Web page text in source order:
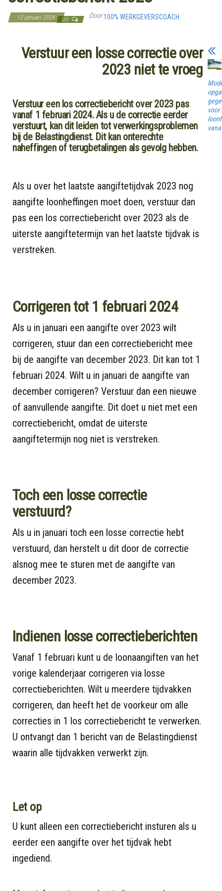
12 januari 2024 Uit Door100% WERKGEVERSCOACH
Verstuur een losse correctie over
2023 niet te vroeg
Verstuur een los correctiebericht over 2023 pas
vanaf 1 februari 2024. Als u de correctie eerder
verstuurt, kan dit leiden tot verwerkingsproblemen
bij de Belastingdienst. Dit kan onterechte
naheffingen of terugbetalingen als gevolg hebben.
Als u over het laatste aangiftetijdvak 2023 nog
aangifte loonheffingen moet doen, verstuur dan
pas een los correctiebericht over 2023 als de
uiterste aangiftetermijn van het laatste tijdvak is
verstreken.
Corrigeren tot 1 februari 2024
Als u in januari een aangifte over 2023 wilt
corrigeren, stuur dan een correctiebericht mee
bij de aangifte van december 2023. Dit kan tot 1
februari 2024. Wilt u in januari de aangifte van
december corrigeren? Verstuur dan een nieuwe
of aanvullende aangifte. Dit doet u niet met een
correctiebericht, omdat de uiterste
aangiftetermijn nog niet is verstreken.
Toch een losse correctie
verstuurd?
Als u in januari toch een losse correctie hebt
verstuurd, dan herstelt u dit door de correctie
alsnog mee te sturen met de aangifte van
december 2023.
Indienen losse correctieberichten
Vanaf 1 februari kunt u de loonaangiften van het
vorige kalenderjaar corrigeren via losse
correctieberichten. Wilt u meerdere tijdvakken
corrigeren, dan heeft het de voorkeur om alle
correcties in 1 los correctiebericht te verwerken.
U ontvangt dan 1 bericht van de Belastingdienst
waarin alle tijdvakken verwerkt zijn.
Let op
U kunt alleen een correctiebericht insturen als u
eerder een aangifte over het tijdvak hebt
ingediend.
voor